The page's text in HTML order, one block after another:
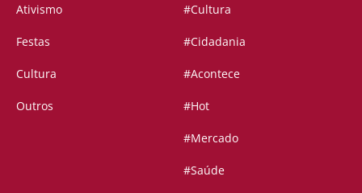
Ativismo
Festas
Cultura
Outros
#Cultura
#Cidadania
#Acontece
#Hot
#Mercado
#Saúde